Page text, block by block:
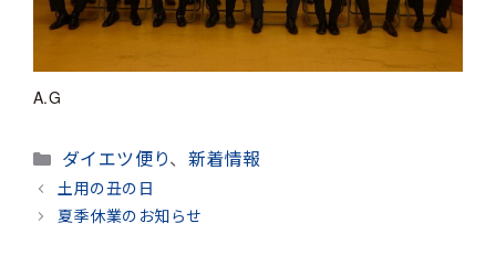
A.G
カ
テ
ゴ
ダイエツ便り、 新着情報
土用の丑の日
夏季休業のお知らせ